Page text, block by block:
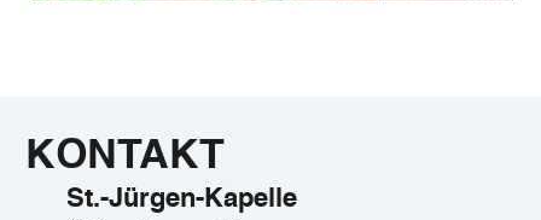
KONTAKT
St.-Jürgen-Kapelle